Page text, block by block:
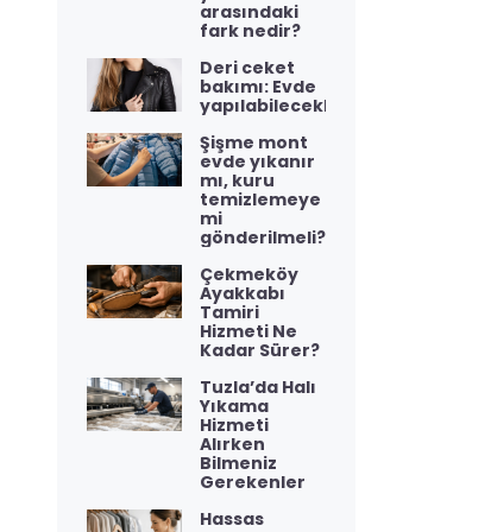
arasındaki
fark nedir?
Deri ceket
bakımı: Evde
yapılabilecekler
Şişme mont
evde yıkanır
mı, kuru
temizlemeye
mi
gönderilmeli?
Çekmeköy
Ayakkabı
Tamiri
Hizmeti Ne
Kadar Sürer?
Tuzla’da Halı
Yıkama
Hizmeti
Alırken
Bilmeniz
Gerekenler
Hassas